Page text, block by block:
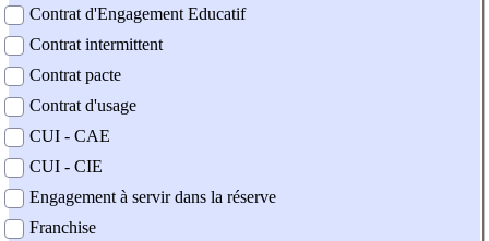
Contrat d'Engagement Educatif
Contrat intermittent
Contrat pacte
Contrat d'usage
CUI - CAE
CUI - CIE
Engagement à servir dans la réserve
Franchise